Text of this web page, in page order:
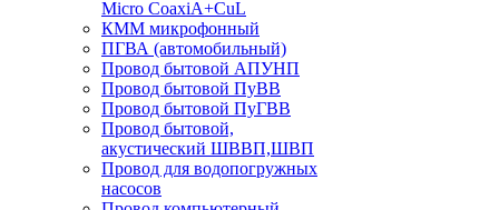
Micro CoaxiA+CuL
КММ микрофонный
ПГВА (автомобильный)
Провод бытовой АПУНП
Провод бытовой ПуВВ
Провод бытовой ПуГВВ
Провод бытовой,
акустический ШВВП,ШВП
Провод для водопогружных
насосов